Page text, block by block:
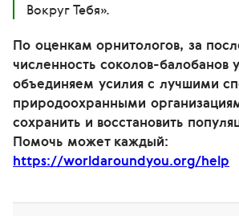
Вокруг Тебя».
По оценкам орнитологов, за
численность соколов-балобанов
объединяем усилия с лучшими
природоохранными
сохранить и восстановить
Помочь может каждый:
https://worldaroundyou.org/help